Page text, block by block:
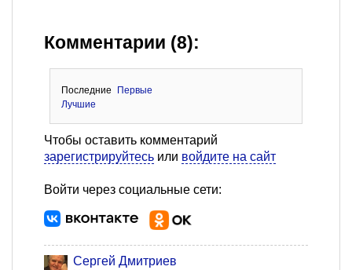
Комментарии (8):
Последние
Первые
Лучшие
Чтобы оставить комментарий
зарегистрируйтесь или войдите на сайт
Войти через социальные сети:
Сергей Дмитриев